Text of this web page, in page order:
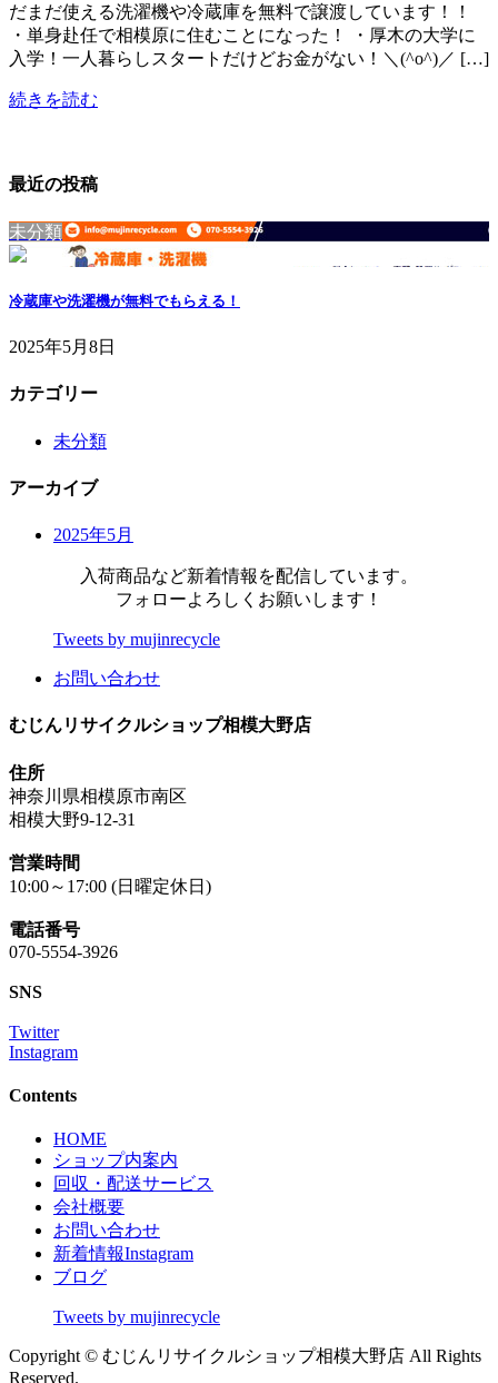
だまだ使える洗濯機や冷蔵庫を無料で譲渡しています！！
・単身赴任で相模原に住むことになった！ ・厚木の大学に
入学！一人暮らしスタートだけどお金がない！＼(^o^)／ […]
続きを読む
最近の投稿
未分類
冷蔵庫や洗濯機が無料でもらえる！
2025年5月8日
カテゴリー
未分類
アーカイブ
2025年5月
入荷商品など新着情報を配信しています。
フォローよろしくお願いします！
Tweets by mujinrecycle
お問い合わせ
むじんリサイクルショップ相模大野店
住所
神奈川県相模原市南区
相模大野9-12-31
営業時間
10:00～17:00 (日曜定休日)
電話番号
070-5554-3926
SNS
Twitter
Instagram
Contents
HOME
ショップ内案内
回収・配送サービス
会社概要
お問い合わせ
新着情報Instagram
ブログ
Tweets by mujinrecycle
Copyright © むじんリサイクルショップ相模大野店 All Rights
Reserved.